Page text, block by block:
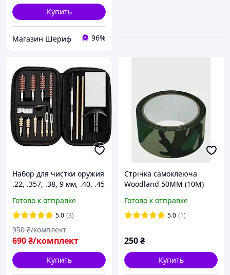
Купить
Магазин Шериф 96%
Набор для чистки оружия
.22, .357, .38, 9 мм, .40, .45
Готово к отправке
5.0 (3)
690₴/комплект
950 ₴/комплект
Купить
Стрічка самоклеюча
Woodland 50MM (10M)
Готово к отправке
5.0 (1)
250₴
Купить